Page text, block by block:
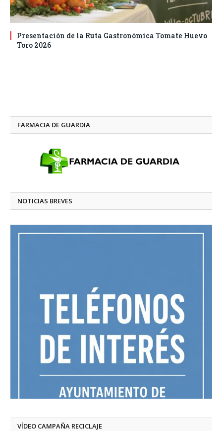
Presentación de la Ruta Gastronómica Tomate Huevo
Toro 2026
FARMACIA DE GUARDIA
NOTICIAS BREVES
VÍDEO CAMPAÑA RECICLAJE